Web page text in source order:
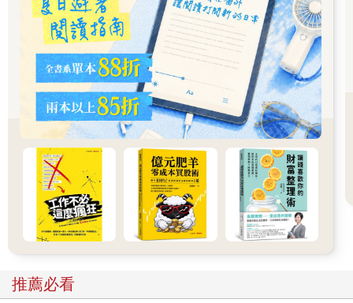
量喝冷飲而導致痛經，月經有血塊、量少，這些情況也可以吃益
母草。
服用益母草顆粒時，一般來說，每次喝1袋（5公克），一天喝2
次，要連續喝7天。很多病人問：「為什麼是7天？7天後，月經都
結束了，還有必要吃嗎？」確實有必要。因為益母草除了能排淨
宮內經血，收縮子宮也有利於恢復子宮宮體。
有些女性服用益母草顆粒後出血量增多，在一般情況下多是正常
的，但經量過多或月經期超過10天，需要馬上停藥，且及時去醫
推薦必看